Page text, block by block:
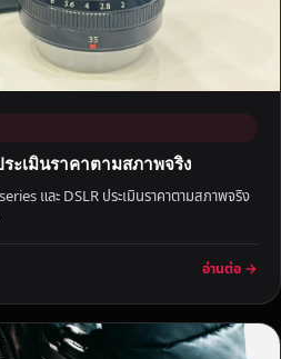
ะเมินราคาตามสภาพจริง
และ DSLR ประเมินราคาตามสภาพจริง
อ่านต่อ →